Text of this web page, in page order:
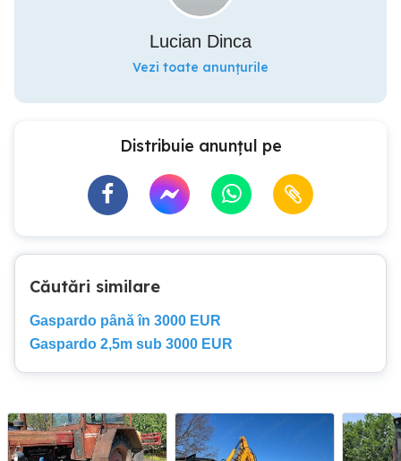
Lucian Dinca
Vezi toate anunțurile
Distribuie anunțul pe
Căutări similare
Gaspardo până în 3000 EUR
Gaspardo 2,5m sub 3000 EUR